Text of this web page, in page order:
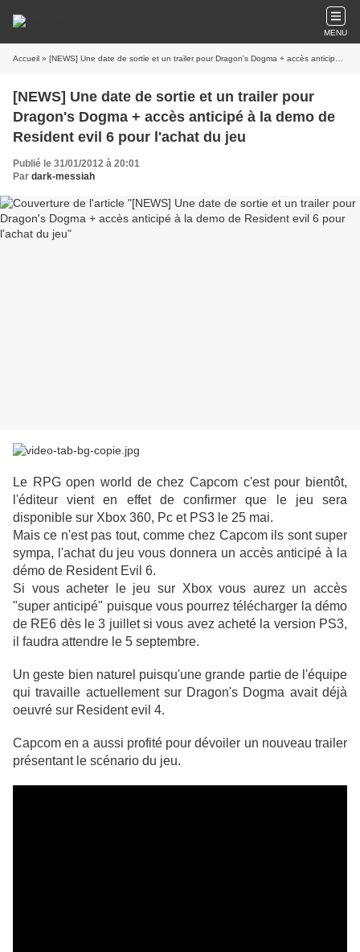
MENU
Accueil » [NEWS] Une date de sortie et un trailer pour Dragon's Dogma + accès anticipé à la demo de Resident evil 6 pour l'achat du jeu
[NEWS] Une date de sortie et un trailer pour
Dragon's Dogma + accès anticipé à la demo de
Resident evil 6 pour l'achat du jeu
Publié le 31/01/2012 à 20:01
Par dark-messiah
Le RPG open world de chez Capcom c'est pour bientôt,
l'éditeur vient en effet de confirmer que le jeu sera
disponible sur Xbox 360, Pc et PS3 le 25 mai.
Mais ce n'est pas tout, comme chez Capcom ils sont super
sympa, l'achat du jeu vous donnera un accès anticipé à la
démo de Resident Evil 6.
Si vous acheter le jeu sur Xbox vous aurez un accès
"super anticipé" puisque vous pourrez télécharger la démo
de RE6 dès le 3 juillet si vous avez acheté la version PS3,
il faudra attendre le 5 septembre.
Un geste bien naturel puisqu'une grande partie de l'équipe
qui travaille actuellement sur Dragon's Dogma avait déjà
oeuvré sur Resident evil 4.
Capcom en a aussi profité pour dévoiler un nouveau trailer
présentant le scénario du jeu.